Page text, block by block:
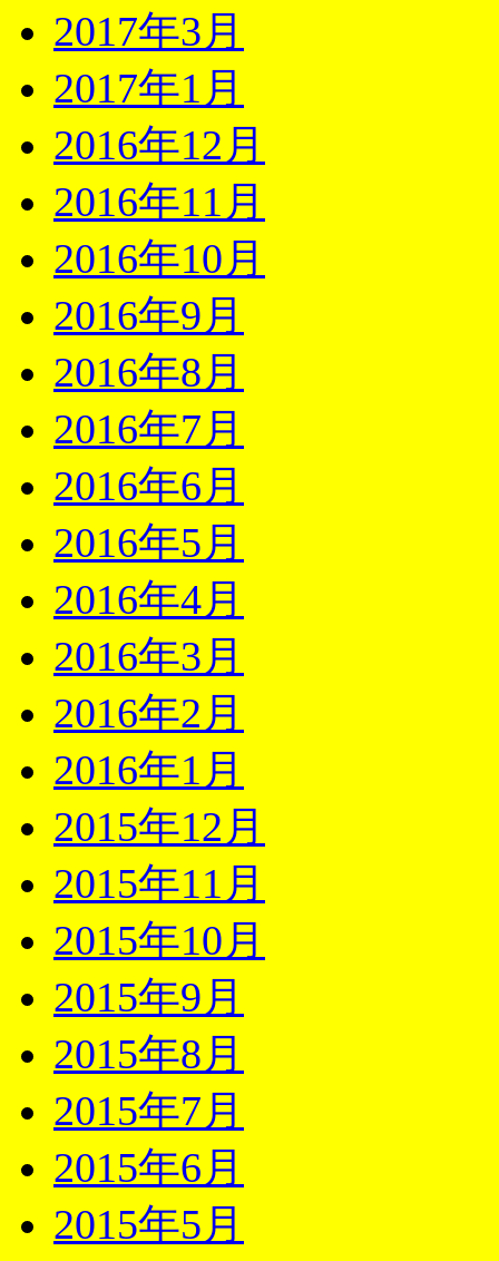
2017年3月
2017年1月
2016年12月
2016年11月
2016年10月
2016年9月
2016年8月
2016年7月
2016年6月
2016年5月
2016年4月
2016年3月
2016年2月
2016年1月
2015年12月
2015年11月
2015年10月
2015年9月
2015年8月
2015年7月
2015年6月
2015年5月